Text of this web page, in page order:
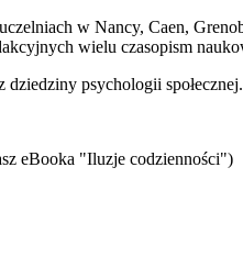
w Nancy, Caen,
wielu czasopism
psychologii społecznej.
eBooka "Iluzje codzienności")